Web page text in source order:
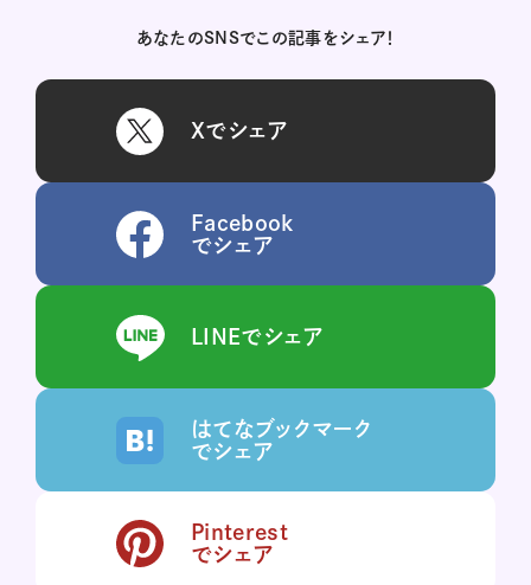
あなたのSNSでこの記事をシェア！
Xでシェア
Facebook
でシェア
LINEでシェア
はてなブックマーク
でシェア
Pinterest
でシェア